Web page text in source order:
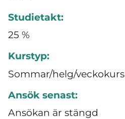
Studietakt:
25 %
Kurstyp:
Sommar/helg/veckokurs
Ansök senast:
Ansökan är stängd